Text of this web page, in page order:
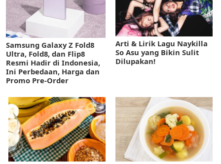
Samsung Galaxy Z Fold8
Ultra, Fold8, dan Flip8
Resmi Hadir di Indonesia,
Ini Perbedaan, Harga dan
Promo Pre-Order
Arti & Lirik Lagu Naykilla
So Asu yang Bikin Sulit
Dilupakan!